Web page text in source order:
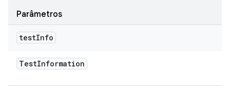
Parâmetros
testInfo
TestInformation